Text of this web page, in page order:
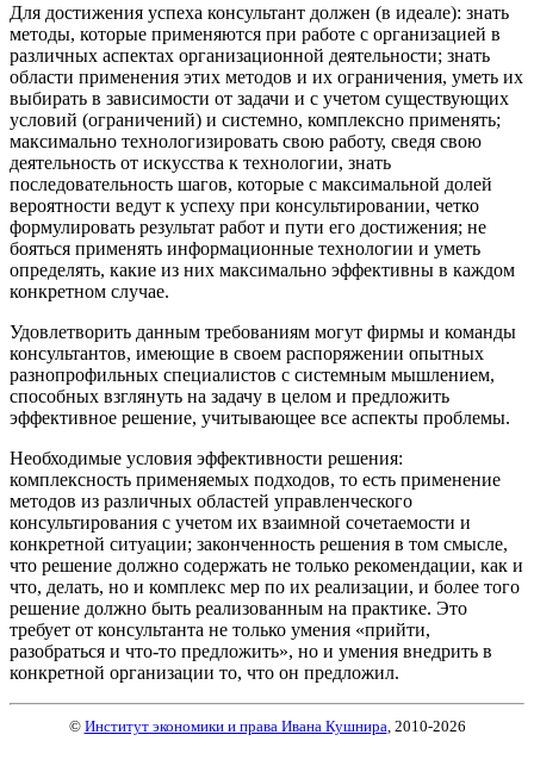
Для достижения успеха консультант должен (в идеале): знать
методы, которые применяются при работе с организацией в
различных аспектах организационной деятельности; знать
области применения этих методов и их ограничения, уметь их
выбирать в зависимости от задачи и с учетом существующих
условий (ограничений) и системно, комплексно применять;
максимально технологизировать свою работу, сведя свою
деятельность от искусства к технологии, знать
последовательность шагов, которые с максимальной долей
вероятности ведут к успеху при консультировании, четко
формулировать результат работ и пути его достижения; не
бояться применять информационные технологии и уметь
определять, какие из них максимально эффективны в каждом
конкретном случае.
Удовлетворить данным требованиям могут фирмы и команды
консультантов, имеющие в своем распоряжении опытных
разнопрофильных специалистов с системным мышлением,
способных взглянуть на задачу в целом и предложить
эффективное решение, учитывающее все аспекты проблемы.
Необходимые условия эффективности решения:
комплексность применяемых подходов, то есть применение
методов из различных областей управленческого
консультирования с учетом их взаимной сочетаемости и
конкретной ситуации; законченность решения в том смысле,
что решение должно содержать не только рекомендации, как и
что, делать, но и комплекс мер по их реализации, и более того
решение должно быть реализованным на практике. Это
требует от консультанта не только умения «прийти,
разобраться и что-то предложить», но и умения внедрить в
конкретной организации то, что он предложил.
© Институт экономики и права Ивана Кушнира , 2010-2026